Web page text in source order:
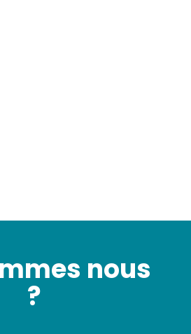
nous
?